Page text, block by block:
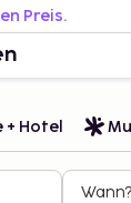
Preis.
+ Hotel
Wann?